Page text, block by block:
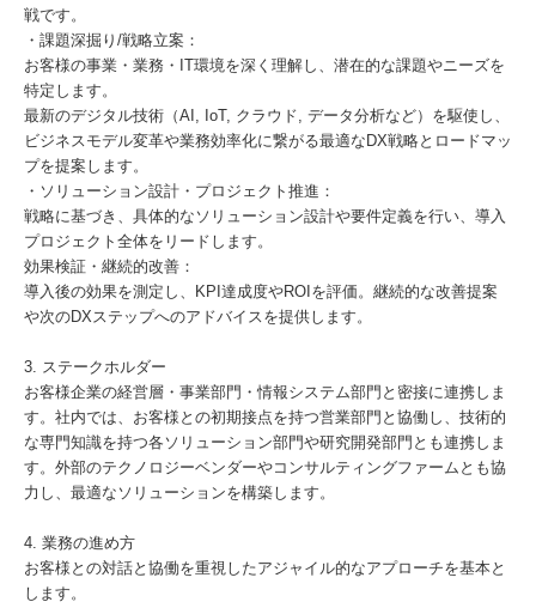
戦です。
・課題深掘り/戦略立案：
お客様の事業・業務・IT環境を深く理解し、潜在的な課題やニーズを
特定します。
最新のデジタル技術（AI, IoT, クラウド, データ分析など）を駆使し、
ビジネスモデル変革や業務効率化に繋がる最適なDX戦略とロードマッ
プを提案します。
・ソリューション設計・プロジェクト推進：
戦略に基づき、具体的なソリューション設計や要件定義を行い、導入
プロジェクト全体をリードします。
効果検証・継続的改善：
導入後の効果を測定し、KPI達成度やROIを評価。継続的な改善提案
や次のDXステップへのアドバイスを提供します。
3. ステークホルダー
お客様企業の経営層・事業部門・情報システム部門と密接に連携しま
す。社内では、お客様との初期接点を持つ営業部門と協働し、技術的
な専門知識を持つ各ソリューション部門や研究開発部門とも連携しま
す。外部のテクノロジーベンダーやコンサルティングファームとも協
力し、最適なソリューションを構築します。
4. 業務の進め方
お客様との対話と協働を重視したアジャイル的なアプローチを基本と
します。